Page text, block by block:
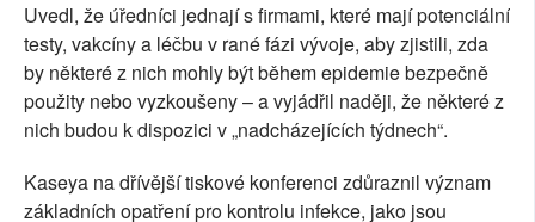
Uvedl, že úředníci jednají s firmami, které mají potenciální
testy, vakcíny a léčbu v rané fázi vývoje, aby zjistili, zda
by některé z nich mohly být během epidemie bezpečně
použity nebo vyzkoušeny – a vyjádřil naději, že některé z
nich budou k dispozici v „nadcházejících týdnech“.
Kaseya na dřívější tiskové konferenci zdůraznil význam
základních opatření pro kontrolu infekce, jako jsou